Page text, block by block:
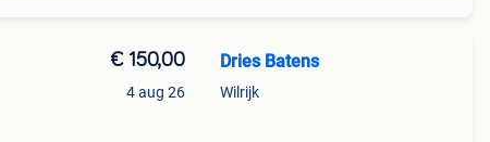
€ 150,00
4 aug 26
Dries Batens
Wilrijk